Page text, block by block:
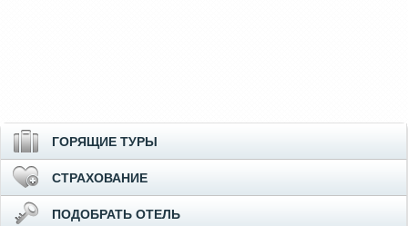
ГОРЯЩИЕ ТУРЫ
СТРАХОВАНИЕ
ПОДОБРАТЬ ОТЕЛЬ